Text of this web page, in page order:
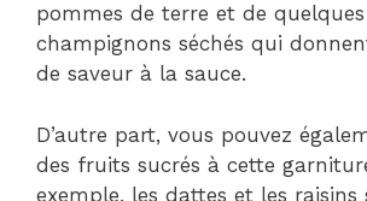
pommes de terre et de quelques
champignons séchés qui
de saveur à la sauce.
D’autre part, vous pouvez
des fruits sucrés à cette
exemple, les dattes et les raisins